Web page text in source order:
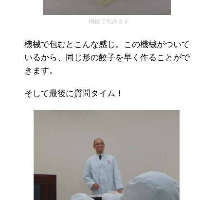
機械で包みます
機械で包むとこんな感じ。この機械がついて
いるから、同じ形の餃子を早く作ることがで
きます。
そして最後に質問タイム！